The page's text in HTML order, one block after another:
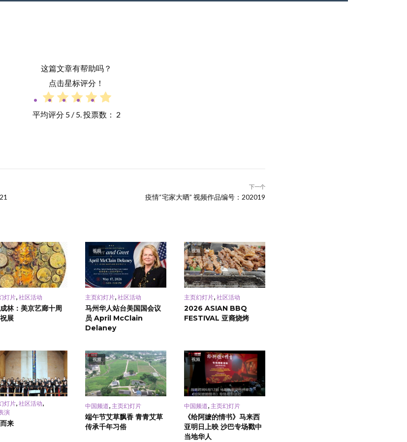
这篇文章有帮助吗？
点击星标评分！
平均评分 5/ 5. 投票数： 2
下一个
疫情“宅家大晒” 视频作品编号：202019
灯片 社区活动
林：美京艺廊十周
展
视频
主页幻灯片 社区活动
马州华人站台美国国会议
员 April McClain
Delaney
视频
主页幻灯片 社区活动
2026 ASIAN BBQ
FESTIVAL 亚裔烧烤
灯片 社区活动
演
来
视频
中国频道 主页幻灯片
端午节艾草飘香 青青艾草
传承千年习俗
视频
中国频道 主页幻灯片
《给阿嬷的情书》马来西
亚明日上映 沙巴专场戳中
当地华人